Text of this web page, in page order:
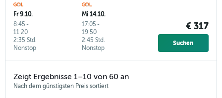
Fr 9.10.
8:45 -
11:20
Nonstop
2:35 Std.
Mi 14.10.
17:05 -
19:50
Nonstop
2:45 Std.
€ 317
Suchen
Zeigt Ergebnisse 1–10 von 60 an
Nach dem günstigsten Preis sortiert